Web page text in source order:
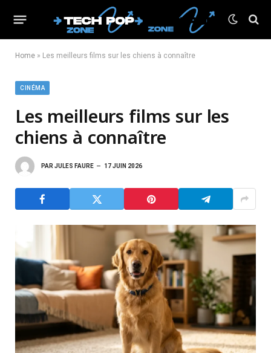
Home » Les meilleurs films sur les chiens à connaître
CINÉMA
Les meilleurs films sur les
chiens à connaître
PAR JULES FAURE 17 JUIN 2026